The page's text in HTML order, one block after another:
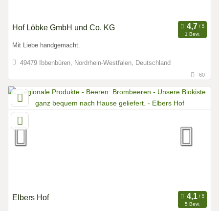
Hof Löbke GmbH und Co. KG
1 Bew.
Mit Liebe handgemacht.
49479 Ibbenbüren, Nordrhein-Westfalen, Deutschland
60
Elbers Hof
5 Bew.